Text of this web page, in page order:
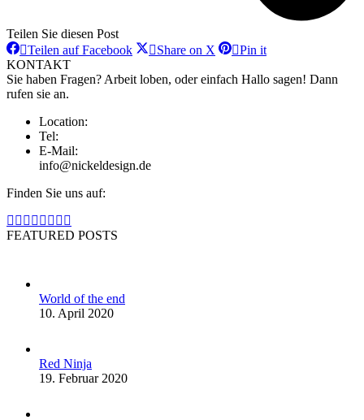
Teilen Sie diesen Post
Teilen auf FacebookTeilen
Facebook
Share on X Teilen
X
Pin itTeilen
Pinterest
KONTAKT
Sie haben Fragen? Arbeit loben, oder einfach Hallo sagen! Dann
rufen sie an.
Location:
Tel:
E-Mail:
info@nickeldesign.de
Finden Sie uns auf:
Facebook
page
window
YouTube
page
window
Pinterest
page
window
Instagram
page
window
Behance
page
window
E-
Mail
new
window
500px
page
window
page
window
FEATURED POSTS
World of the end
10. April 2020
Red Ninja
19. Februar 2020